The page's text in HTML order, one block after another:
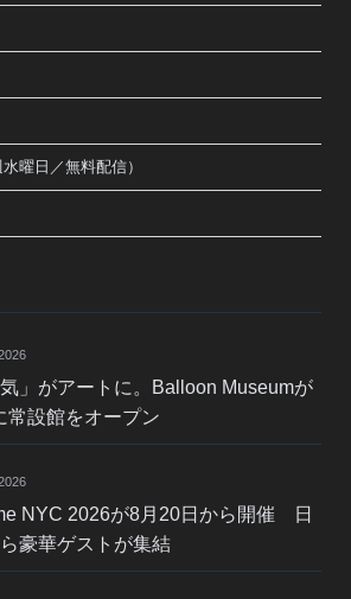
曜日／無料配信）
気」がアートに。Balloon Museumが
常設館をオープン
NYC 2026が8月20日から開催 日
豪華ゲストが集結